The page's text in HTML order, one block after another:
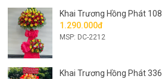
Khai Trương Hồng Phát 108
1.290.000đ
MSP: DC-2212
Khai Trương Hồng Phát 336